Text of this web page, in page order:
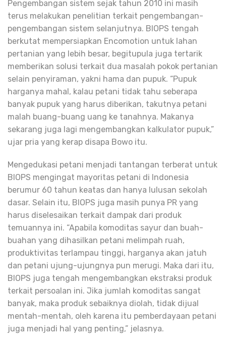
Pengembangan sistem sejak tahun 2010 ini masih
terus melakukan penelitian terkait pengembangan-
pengembangan sistem selanjutnya. BIOPS tengah
berkutat mempersiapkan Encomotion untuk lahan
pertanian yang lebih besar, begitupula juga tertarik
memberikan solusi terkait dua masalah pokok pertanian
selain penyiraman, yakni hama dan pupuk. “Pupuk
harganya mahal, kalau petani tidak tahu seberapa
banyak pupuk yang harus diberikan, takutnya petani
malah buang-buang uang ke tanahnya. Makanya
sekarang juga lagi mengembangkan kalkulator pupuk,”
ujar pria yang kerap disapa Bowo itu.
Mengedukasi petani menjadi tantangan terberat untuk
BIOPS mengingat mayoritas petani di Indonesia
berumur 60 tahun keatas dan hanya lulusan sekolah
dasar. Selain itu, BIOPS juga masih punya PR yang
harus diselesaikan terkait dampak dari produk
temuannya ini. “Apabila komoditas sayur dan buah-
buahan yang dihasilkan petani melimpah ruah,
produktivitas terlampau tinggi, harganya akan jatuh
dan petani ujung-ujungnya pun merugi. Maka dari itu,
BIOPS juga tengah mengembangkan ekstraksi produk
terkait persoalan ini. Jika jumlah komoditas sangat
banyak, maka produk sebaiknya diolah, tidak dijual
mentah-mentah, oleh karena itu pemberdayaan petani
juga menjadi hal yang penting,” jelasnya.